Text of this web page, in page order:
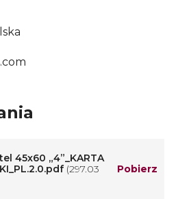
45x60 „4”_KARTA
(297.03
Pobierz